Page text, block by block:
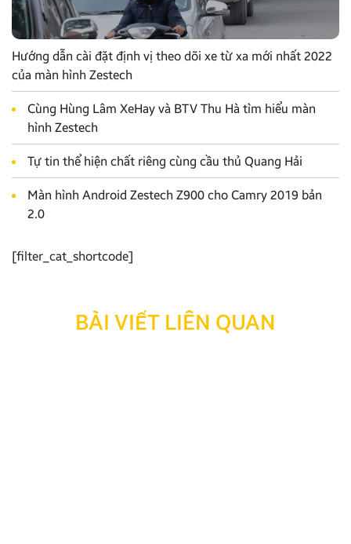
Hướng dẫn cài đặt định vị theo dõi xe từ xa mới nhất 2022
của màn hình Zestech
Cùng Hùng Lâm XeHay và BTV Thu Hà tìm hiểu màn
hình Zestech
Tự tin thể hiện chất riêng cùng cầu thủ Quang Hải
Màn hình Android Zestech Z900 cho Camry 2019 bản
2.0
[filter_cat_shortcode]
BÀI VIẾT LIÊN QUAN